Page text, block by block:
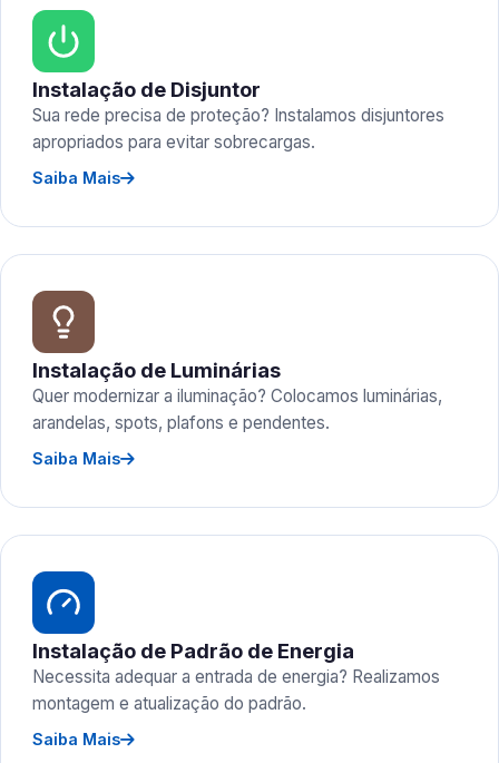
Instalação de Disjuntor
Sua rede precisa de proteção? Instalamos disjuntores
apropriados para evitar sobrecargas.
Saiba Mais
Instalação de Luminárias
Quer modernizar a iluminação? Colocamos luminárias,
arandelas, spots, plafons e pendentes.
Saiba Mais
Instalação de Padrão de Energia
Necessita adequar a entrada de energia? Realizamos
montagem e atualização do padrão.
Saiba Mais